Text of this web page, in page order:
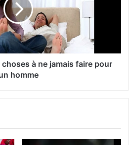
à ne jamais faire pour
homme